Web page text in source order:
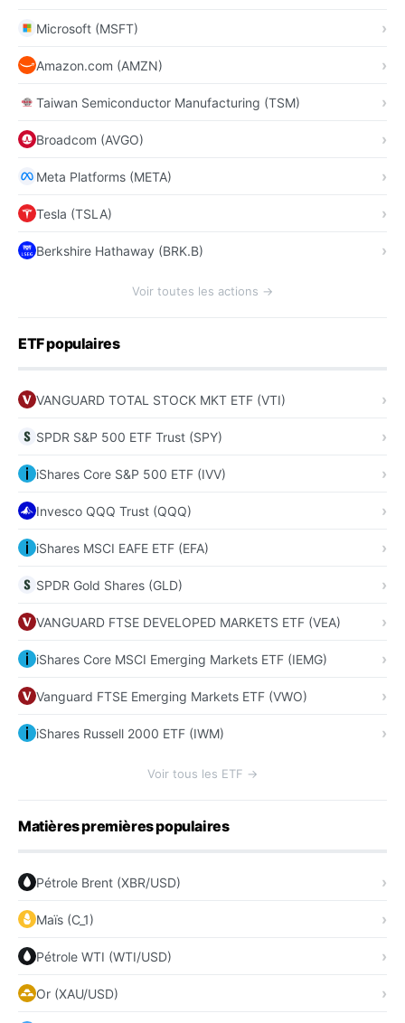
Microsoft (MSFT)
Amazon.com (AMZN)
Taiwan Semiconductor Manufacturing (TSM)
Broadcom (AVGO)
Meta Platforms (META)
Tesla (TSLA)
Berkshire Hathaway (BRK.B)
Voir toutes les actions →
ETF populaires
VANGUARD TOTAL STOCK MKT ETF (VTI)
SPDR S&P 500 ETF Trust (SPY)
iShares Core S&P 500 ETF (IVV)
Invesco QQQ Trust (QQQ)
iShares MSCI EAFE ETF (EFA)
SPDR Gold Shares (GLD)
VANGUARD FTSE DEVELOPED MARKETS ETF (VEA)
iShares Core MSCI Emerging Markets ETF (IEMG)
Vanguard FTSE Emerging Markets ETF (VWO)
iShares Russell 2000 ETF (IWM)
Voir tous les ETF →
Matières premières populaires
Pétrole Brent (XBR/USD)
Maïs (C_1)
Pétrole WTI (WTI/USD)
Or (XAU/USD)